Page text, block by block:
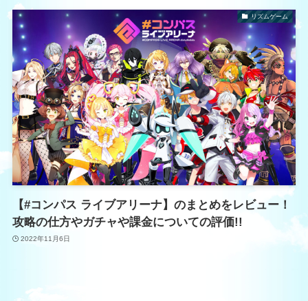
リズムゲーム
【#コンパス ライブアリーナ】のまとめをレビュー！
攻略の仕方やガチャや課金についての評価!!
2022年11月6日